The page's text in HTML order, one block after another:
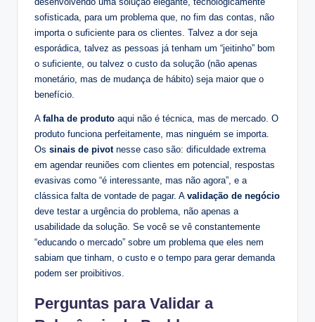
sofisticada, para um problema que, no fim das contas, não
importa o suficiente para os clientes. Talvez a dor seja
esporádica, talvez as pessoas já tenham um “jeitinho” bom
o suficiente, ou talvez o custo da solução (não apenas
monetário, mas de mudança de hábito) seja maior que o
benefício.
A falha de produto aqui não é técnica, mas de mercado. O
produto funciona perfeitamente, mas ninguém se importa.
Os sinais de pivotnesse caso são: dificuldade extrema
em agendar reuniões com clientes em potencial, respostas
evasivas como “é interessante, mas não agora”, e a
clássica falta de vontade de pagar. A validação de negócio
deve testar a urgência do problema, não apenas a
usabilidade da solução. Se você se vê constantemente
“educando o mercado” sobre um problema que eles nem
sabiam que tinham, o custo e o tempo para gerar demanda
podem ser proibitivos.
Perguntas para Validar a